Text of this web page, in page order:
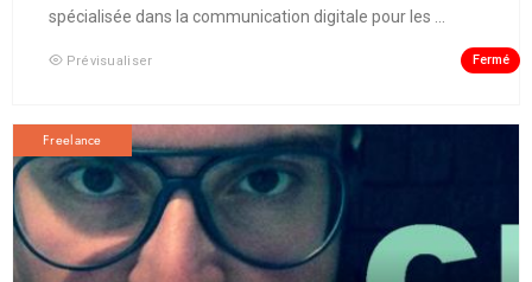
spécialisée dans la communication digitale pour les ...
Prévisualiser Fermé
Freelance